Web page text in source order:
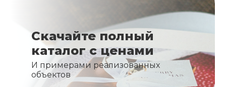
Скачайте полный
каталог с ценами
И примерами реализованных
объектов